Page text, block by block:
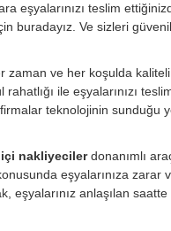
eşyalarınızı teslim
buradayız. Ve sizleri
zaman ve her koşulda
ile eşyalarınızı
teknolojinin sunduğu
nakliyecilerdonanımlı
eşyalarınıza zarar
eşyalarınız anlaşılan